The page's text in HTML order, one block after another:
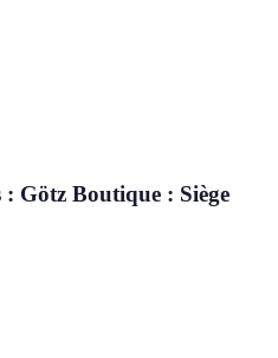
: Götz Boutique : Siège